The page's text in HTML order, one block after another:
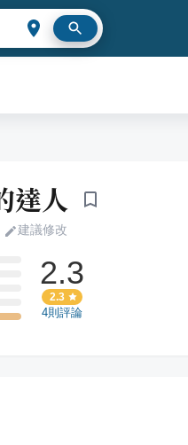
達人
建議修改
2.3
2.3
4則評論